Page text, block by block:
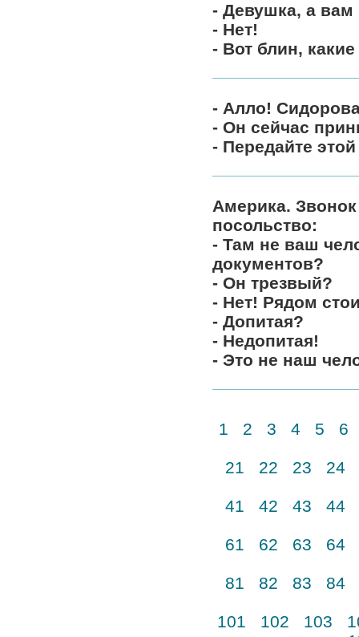
- Девушка, а вам
- Нет!
- Вот блин,
- Алло!
- Он сейчас
- Передайте
Америка. Звонок
посольство:
- Там не ваш
документов?
- Он трезвый?
- Нет! Рядом
- Допитая?
- Недопитая!
- Это не наш
1 2 3 4 5 6
21 22 23 24
41 42 43 44
61 62 63 64
81 82 83 84
101 102 103